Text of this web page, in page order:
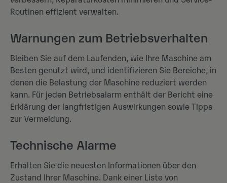
Routinen effizient verwalten.
Warnungen zum Betriebsverhalten
Bleiben Sie auf dem Laufenden, wie Ihre Maschine am
Besten genutzt wird, und identifizieren Sie Bereiche, in
denen die Belastung der Maschine reduziert werden
kann. Für jeden Betriebsalarm enthält der Bericht eine
Erklärung der langfristigen Auswirkungen sowie Tipps
zur Vermeidung.
Technische Alarme
Erhalten Sie die neuesten Informationen über den
Zustand Ihrer Maschine. Dank einer Liste von